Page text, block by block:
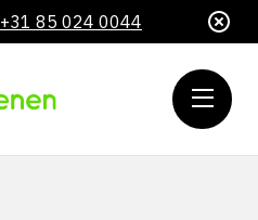
+31 85 024 0044